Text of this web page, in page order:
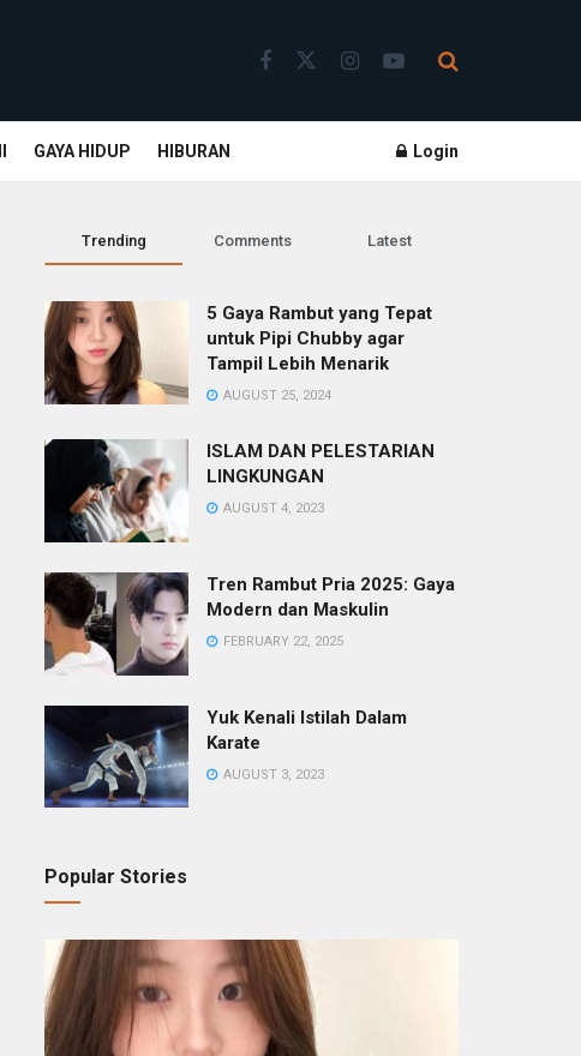
GAYA HIDUP HIBURAN Login
Trending Comments Latest
5 Gaya Rambut yang Tepat
untuk Pipi Chubby agar
Tampil Lebih Menarik
AUGUST 25, 2024
ISLAM DAN PELESTARIAN
LINGKUNGAN
AUGUST 4, 2023
Tren Rambut Pria 2025: Gaya
Modern dan Maskulin
FEBRUARY 22, 2025
Yuk Kenali Istilah Dalam
Karate
AUGUST 3, 2023
Popular Stories